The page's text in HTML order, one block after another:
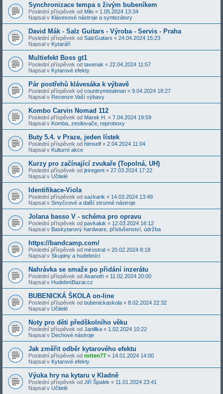
Synchronizace tempa s živým bubeníkem
Poslední příspěvek od Milo « 1.05.2024 13:34
Napsal v Klávesové nástroje a syntezátory
David Mák - Salz Guitars - Výroba - Servis - Praha
Poslední příspěvek od SalzGuitars « 24.04.2024 15:23
Napsal v Kytaráři
Multiefekt Boss gt1
Poslední příspěvek od tavenak « 22.04.2024 11:57
Napsal v Kytarové efekty
Pár postřehů klávesáka k výbavě
Poslední příspěvek od countrymetalman « 9.04.2024 18:27
Napsal v Recenze Vaší výbavy
Kombo Carvin Nomad 112
Poslední příspěvek od Marek H. « 7.04.2024 19:59
Napsal v Komba, zesilovače, reproboxy
Buty 5.4. v Praze, jeden lístek
Poslední příspěvek od himself « 2.04.2024 11:04
Napsal v Kulturní akce
Kurzy pro začínající zvukaře (Topolná, UH)
Poslední příspěvek od jiriregent « 27.03.2024 17:22
Napsal v Učitelé
Identifikace-Viola
Poslední příspěvek od sazkarik « 14.03.2024 13:49
Napsal v Smyčcové a další strunné nástroje
Jolana basso V - schéma pro opravu
Poslední příspěvek od pavkaluk « 12.03.2024 16:12
Napsal v Baskytarový hardware, příslušenství, údržba
https://bandcamp.com/
Poslední příspěvek od mirostrat « 20.02.2024 8:18
Napsal v Skupiny a hudebníci
Nahrávka se smaže po přidání inzerátu
Poslední příspěvek od Asanoth « 11.02.2024 20:00
Napsal v HudebníBazar.cz
BUBENICKÁ ŠKOLA on-line
Poslední příspěvek od bubenickaskola « 8.02.2024 22:32
Napsal v Učitelé
Noty pro děti předškolního věku
Poslední příspěvek od Janillka « 1.02.2024 10:22
Napsal v Dechové nástroje
Jak změřit odběr kytarového efektu
Poslední příspěvek od rotten77 « 14.01.2024 14:00
Napsal v Kytarové efekty
Výuka hry na kytaru v Kladně
Poslední příspěvek od Jiří Špalek « 11.01.2024 23:41
Napsal v Učitelé